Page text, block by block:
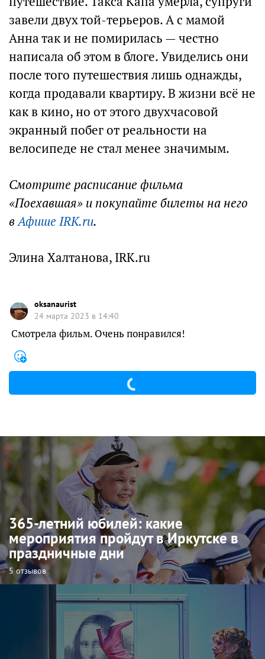
завели двух той-терьеров. А с мамой
Анна так и не помирилась — честно
написала об этом в блоге. Увиделись они
после того путешествия лишь однажды,
когда продавали квартиру. В жизни всё не
как в кино, но от этого двухчасовой
экранный побег от реальности на
велосипеде не стал менее значимым.
Смотрите расписание фильма
«Поехавшая» и покупайте билеты на него
вАфише IRK.ru.
Элина Халтанова, IRK.ru
oksanaurist
24 марта 2023 в 14:40
Смотрела фильм. Очень понравился!
365-летний юбилей: какие
мероприятия пройдут в Иркутске в
праздничные дни
5 отзывов